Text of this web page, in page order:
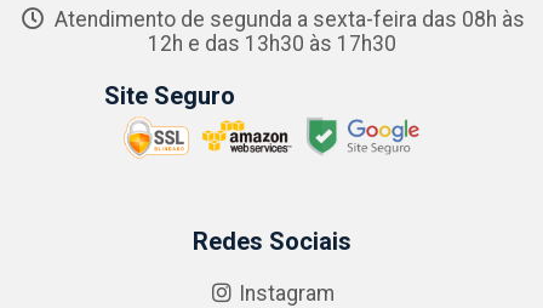
Atendimento de segunda a sexta-feira das 08h às
12h e das 13h30 às 17h30
Site Seguro
Redes Sociais
Instagram